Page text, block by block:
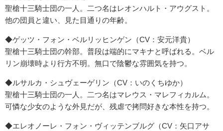
聖槍十三騎士団の一人。二つ名はレオンハルト・アウグスト。
他の団員と違い、見た目通りの年齢。
◆ゲッツ・フォン・ベルリッヒンゲン（CV：安元洋貴）
聖槍十三騎士団の幹部。普段は端的にマキナと呼ばれる。ベル
リン崩壊時より行方不明。無口で陰鬱な雰囲気を持つ。
◆ルサルカ・シュヴェーゲリン（CV：いのくちゆか）
聖槍十三騎士団の一人。二つ名はマレウス・マレフィカルム。
可憐な少女のような外見だが、残虐で拷問好きな本性を持つ。
◆エレオノーレ・フォン・ヴィッテンブルグ（CV：矢口アサ